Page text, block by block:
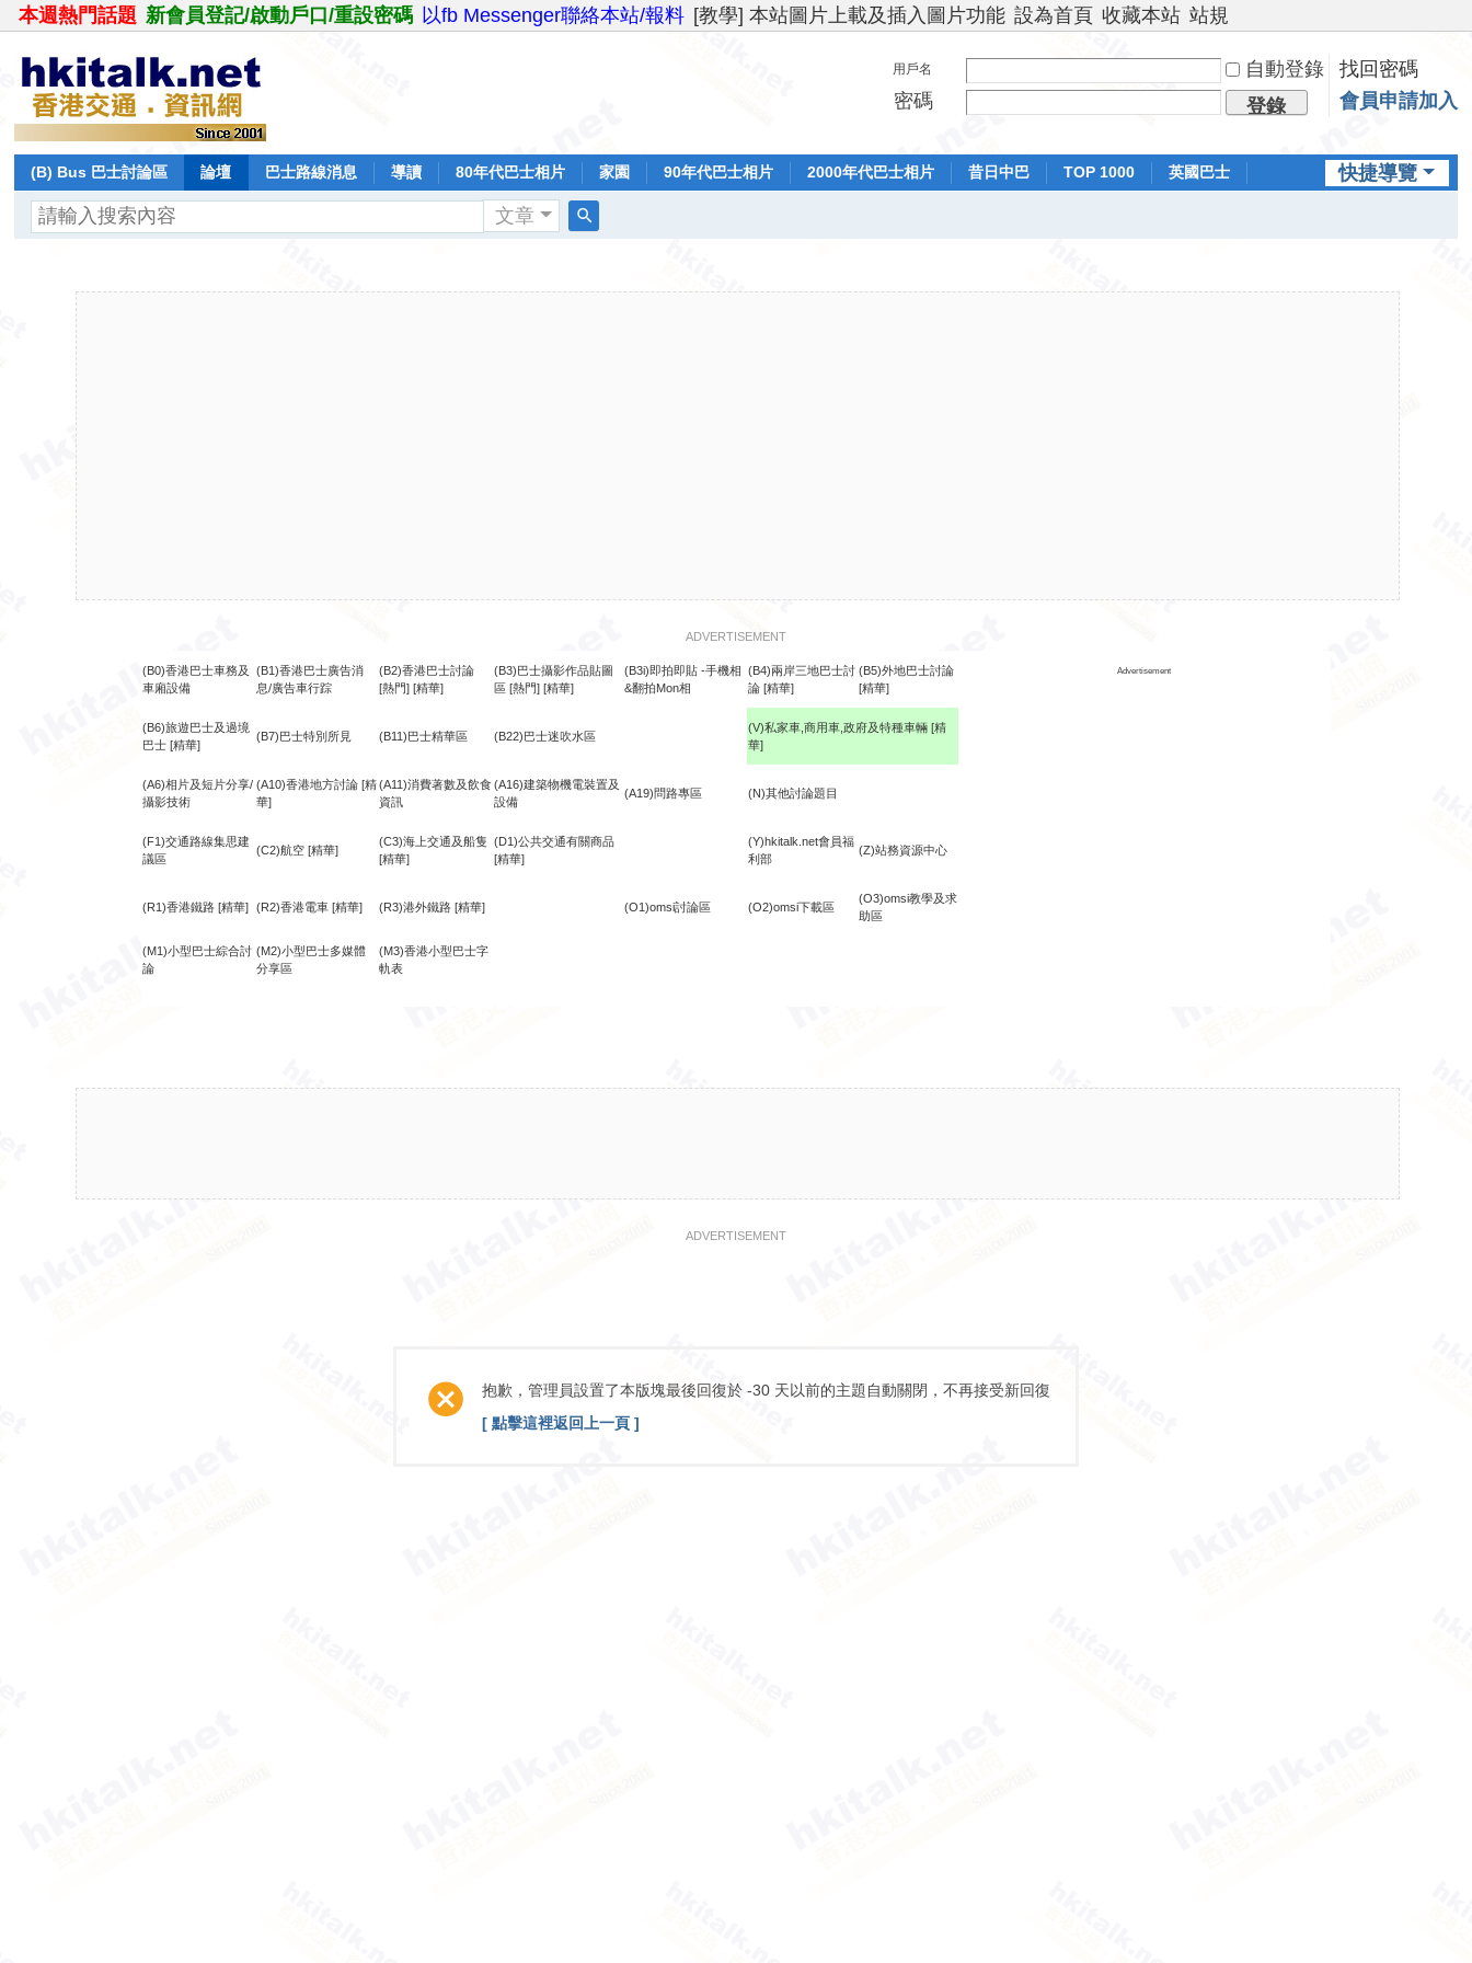
本週熱門話題 新會員登記/啟動戶口/重設密碼 以fb Messenger聯絡本站/報料 [教學] 本站圖片上載及插入圖片功能 設為首頁 收藏本站 站規
用戶名 自動登錄
找回密碼
密碼
登錄 會員申請加入
快捷導覽
(B) Bus 巴士討論區 論壇 巴士路線消息 導讀 80年代巴士相片 家園 90年代巴士相片 2000年代巴士相片 昔日中巴 TOP 1000
英國巴士
文章
ADVERTISEMENT
(B0)香港巴士車務及
車廂設備
(B1)香港巴士廣告消
息/廣告車行踪
(B2)香港巴士討論
[熱門] [精華]
(B3)巴士攝影作品貼圖
區 [熱門] [精華]
(B3i)即拍即貼 -手機相
&翻拍Mon相
(B4)兩岸三地巴士討
論 [精華]
(B5)外地巴士討論
[精華]
Advertisement
(B6)旅遊巴士及過境
巴士 [精華]
(B7)巴士特別所見 (B11)巴士精華區 (B22)巴士迷吹水區
(V)私家車,商用車,政府及特種車輛 [精
華]
(A6)相片及短片分享/
攝影技術
(A10)香港地方討論 [精
華]
(A11)消費著數及飲食
資訊
(A16)建築物機電裝置及
設備
(A19)問路專區 (N)其他討論題目
(F1)交通路線集思建
議區
(C2)航空 [精華]
(C3)海上交通及船隻
[精華]
(D1)公共交通有關商品
[精華]
(Y)hkitalk.net會員福
利部
(Z)站務資源中心
(R1)香港鐵路 [精華] (R2)香港電車 [精華] (R3)港外鐵路 [精華] (O1)omsi討論區 (O2)omsi下載區
(O3)omsi教學及求
助區
(M1)小型巴士綜合討
論
(M2)小型巴士多媒體
分享區
(M3)香港小型巴士字
軌表
ADVERTISEMENT
抱歉，管理員設置了本版塊最後回復於 -30 天以前的主題自動關閉，不再接受新回復
[ 點擊這裡返回上一頁 ]